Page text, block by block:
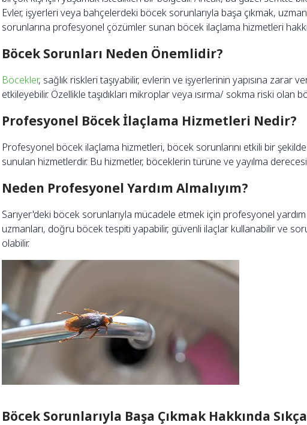
Evler, işyerleri veya bahçelerdeki böcek sorunlarıyla başa çıkmak,
sorunlarına profesyonel çözümler sunan böcek ilaçlama hizmetleri
Böcek Sorunları Neden Önemlidir?
Böcekler, sağlık riskleri taşıyabilir, evlerin ve işyerlerinin yapısına zarar
etkileyebilir. Özellikle taşıdıkları mikroplar veya ısırma/ sokma riski
Profesyonel Böcek İlaçlama Hizmetleri Nedir?
Profesyonel böcek ilaçlama hizmetleri, böcek sorunlarını etkili bir
sunulan hizmetlerdir. Bu hizmetler, böceklerin türüne ve yayılma
Neden Profesyonel Yardım Almalıyım?
Sarıyer'deki böcek sorunlarıyla mücadele etmek için profesyonel
uzmanları, doğru böcek tespiti yapabilir, güvenli ilaçlar kullanabilir ve
olabilir.
Böcek Sorunlarıyla Başa Çıkmak Hakkında